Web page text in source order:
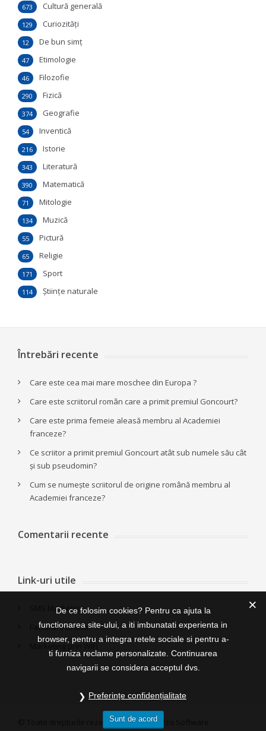
Cultură generală
673
Curiozităţi
129
De bun simţ
12
Etimologie
47
Filozofie
46
Fizică
290
Geografie
374
Inventică
54
Istorie
216
Literatură
343
Matematică
390
Mitologie
71
Muzică
134
Pictură
55
Religie
65
Sport
171
Ştiinţe naturale
114
Întrebări recente
Care este cea mai mare moschee din Europa ?
Care este scriitorul român care a primit premiul Goncourt?
Care este prima femeie aleasă membru al Academiei
franceze?
Ce scriitor a primit premiul Goncourt atât sub numele său cât
și sub pseudomin?
Cum se numește scriitorul de origine română membru al
Academiei franceze?
Comentarii recente
Link-uri utile
SMS Marketing
Facturare online
Marketing prin WIFI
© Toate drepturile rezervate 2015, Ameriza Software
De ce folosim cookies? Pentru ca ajuta la
functionarea site-ului, a iti imbunatati experienta in
browser, pentru a integra retele sociale si pentru a-
ti furniza reclame personalizate. Continuarea
navigarii se considera acceptul dvs.
Preferințe confidențialitate
Sunt de acord